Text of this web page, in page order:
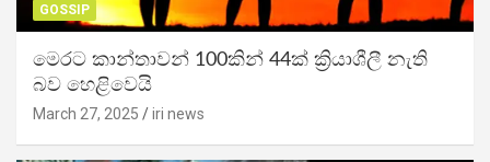
GOSSIP
මෙරට කාන්තාවන් 100කින් 44ක් ක්‍රියාශීලී නැති
බව හෙළිවෙයි
March 27, 2025 iri news